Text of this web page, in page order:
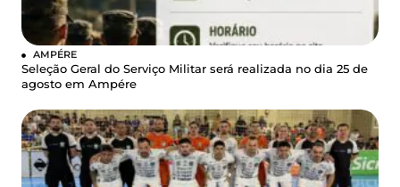
AMPÉRE
Seleção Geral do Serviço Militar será realizada no dia 25 de
agosto em Ampére